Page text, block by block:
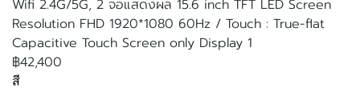
Wifi 2.4G/5G, 2 จอแสดงผล 15.6 inch TFT LED Screen
Resolution FHD 1920*1080 60Hz / Touch : True-flat
Capacitive Touch Screen only Display 1
฿42,400
สี